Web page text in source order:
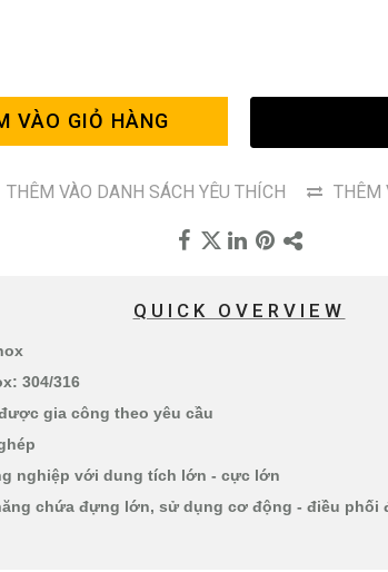
VÀO GIỎ HÀNG
THÊM VÀO DANH SÁCH YÊU THÍCH THÊM
QUICK OVERVIEW
304/316
gia công theo yêu cầu
nghiệp với dung tích lớn - cực lớn
chứa đựng lớn, sử dụng cơ động - điều